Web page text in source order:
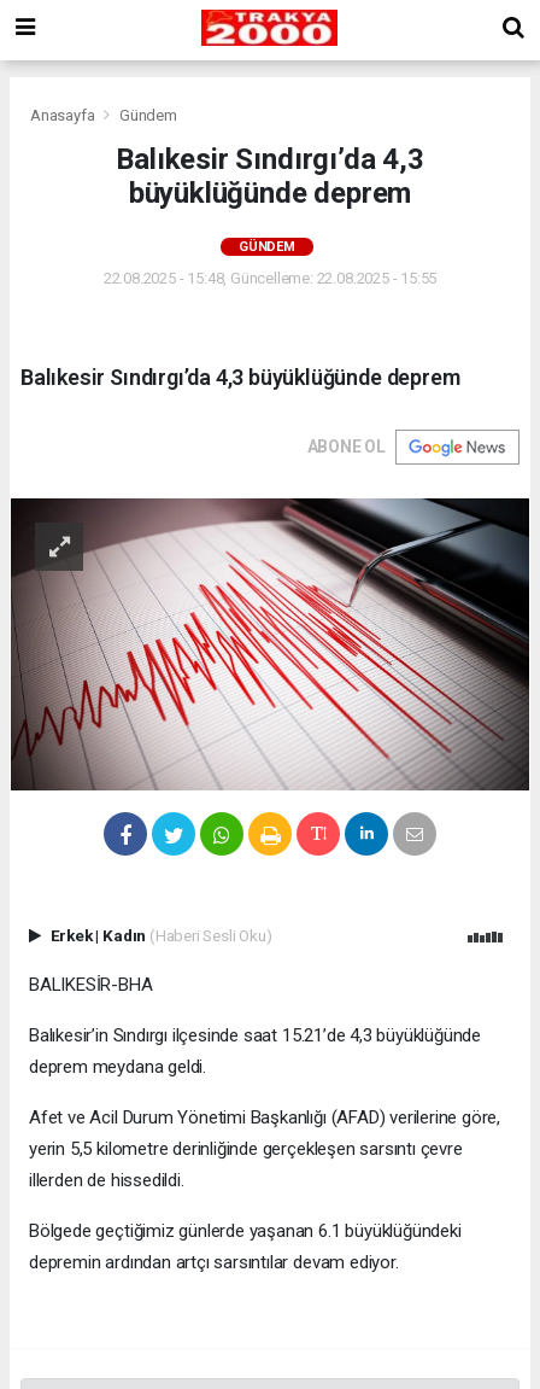
Anasayfa Gündem
Balıkesir Sındırgı’da 4,3
büyüklüğünde deprem
GÜNDEM
22.08.2025 - 15:48, Güncelleme: 22.08.2025 - 15:55
Balıkesir Sındırgı’da 4,3 büyüklüğünde deprem
ABONE OL
Erkek| Kadın (Haberi Sesli Oku)
BALIKESİR-BHA
Balıkesir’in Sındırgı ilçesinde saat 15.21’de 4,3 büyüklüğünde
deprem meydana geldi.
Afet ve Acil Durum Yönetimi Başkanlığı (AFAD) verilerine göre,
yerin 5,5 kilometre derinliğinde gerçekleşen sarsıntı çevre
illerden de hissedildi.
Bölgede geçtiğimiz günlerde yaşanan 6.1 büyüklüğündeki
depremin ardından artçı sarsıntılar devam ediyor.